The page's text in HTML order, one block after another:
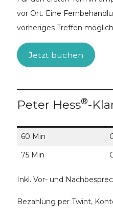
vor Ort. Eine
vorheriges Treffen
Jetzt buchen
Peter Hess®-
60 Min
75 Min
Inkl. Vor- und
Bezahlung per Twint,